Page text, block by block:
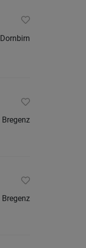
Dornbirn
Bregenz
Bregenz